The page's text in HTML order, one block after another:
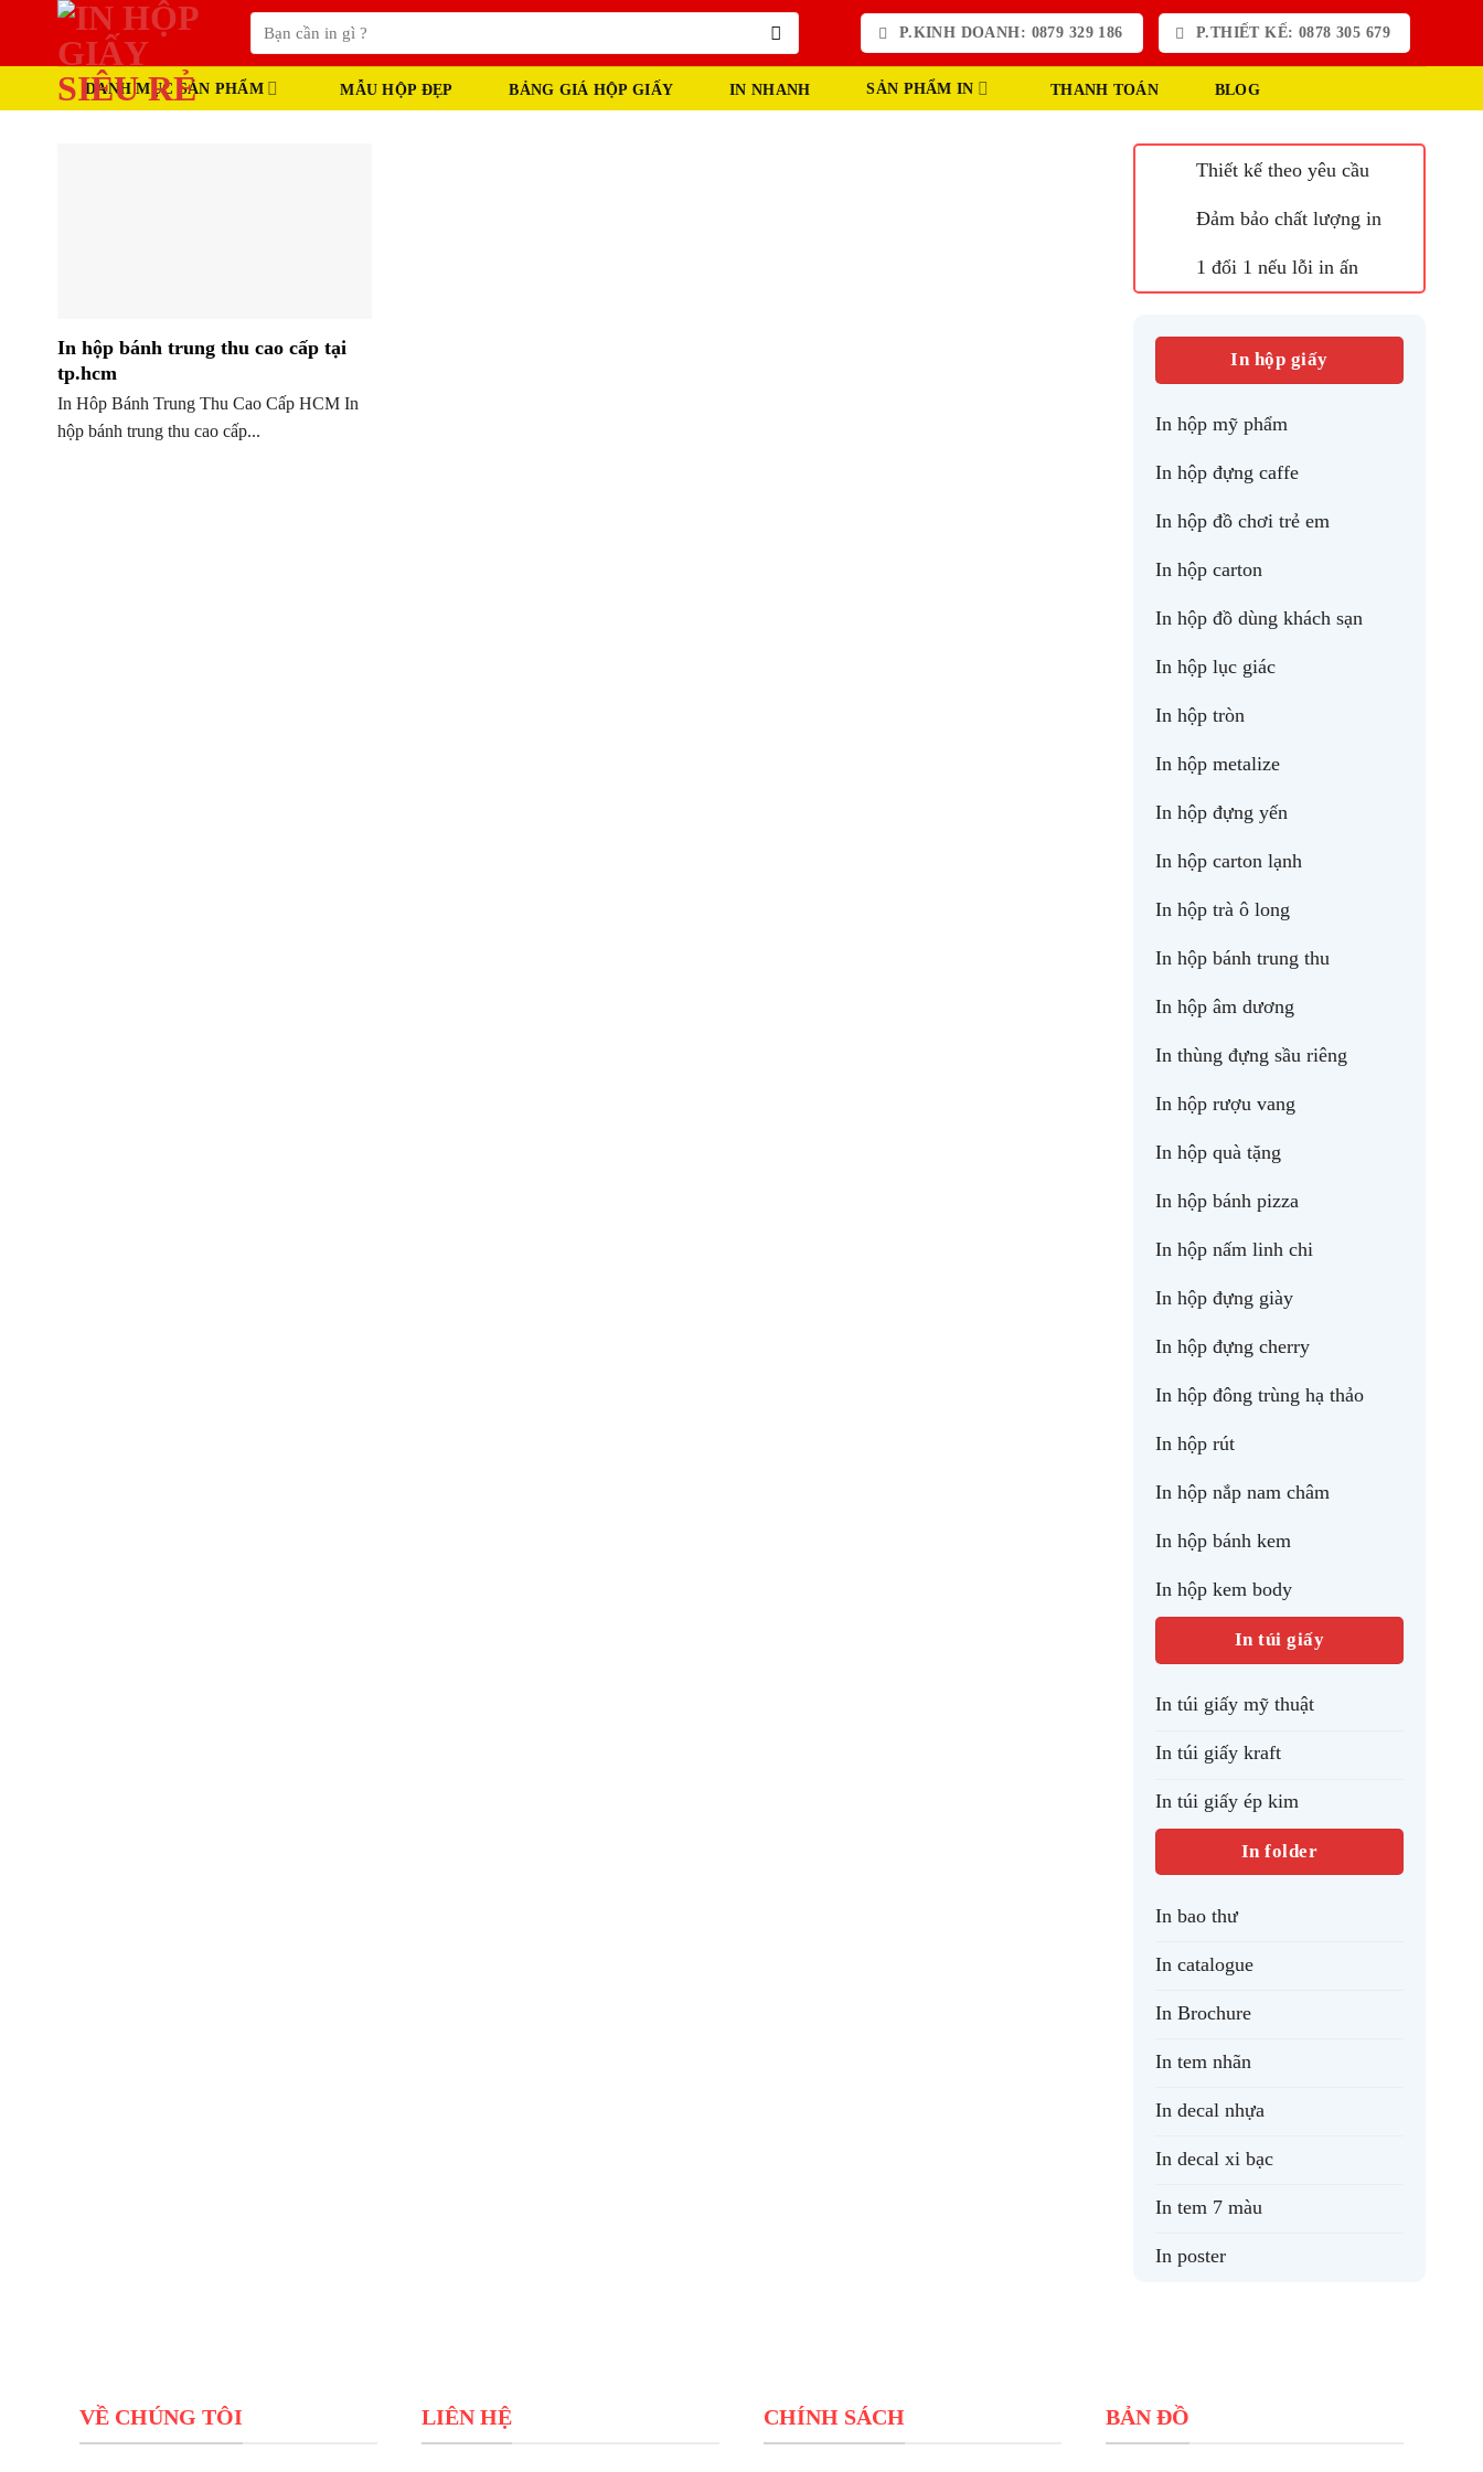
kiếm:
P.KINH DOANH: 0879 329 186 P.THIẾT KẾ: 0878 305 679
DANH MỤC SẢN PHẨM MẪU HỘP ĐẸP BẢNG GIÁ HỘP GIẤY IN NHANH SẢN PHẨM IN THANH TOÁN BLOG
In hộp bánh trung thu cao cấp tại
tp.hcm
In Hôp Bánh Trung Thu Cao Cấp HCM In
hộp bánh trung thu cao cấp...
Thiết kế theo yêu cầu
Đảm bảo chất lượng in
1 đổi 1 nếu lỗi in ấn
In hộp giấy
In hộp mỹ phẩm
In hộp đựng caffe
In hộp đồ chơi trẻ em
In hộp carton
In hộp đồ dùng khách sạn
In hộp lục giác
In hộp tròn
In hộp metalize
In hộp đựng yến
In hộp carton lạnh
In hộp trà ô long
In hộp bánh trung thu
In hộp âm dương
In thùng đựng sầu riêng
In hộp rượu vang
In hộp quà tặng
In hộp bánh pizza
In hộp nấm linh chi
In hộp đựng giày
In hộp đựng cherry
In hộp đông trùng hạ thảo
In hộp rút
In hộp nắp nam châm
In hộp bánh kem
In hộp kem body
In túi giấy
In túi giấy mỹ thuật
In túi giấy kraft
In túi giấy ép kim
In folder
In bao thư
In catalogue
In Brochure
In tem nhãn
In decal nhựa
In decal xi bạc
In tem 7 màu
In poster
VỀ CHÚNG TÔI LIÊN HỆ CHÍNH SÁCH BẢN ĐỒ